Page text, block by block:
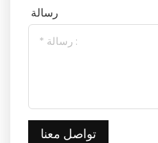
رسالة
تواصل معنا